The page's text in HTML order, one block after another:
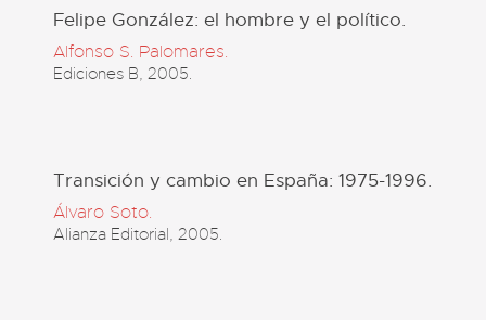
Felipe González: el hombre y el político.
Alfonso S. Palomares.
Ediciones B, 2005.
Transición y cambio en España: 1975-1996.
Álvaro Soto.
Alianza Editorial, 2005.